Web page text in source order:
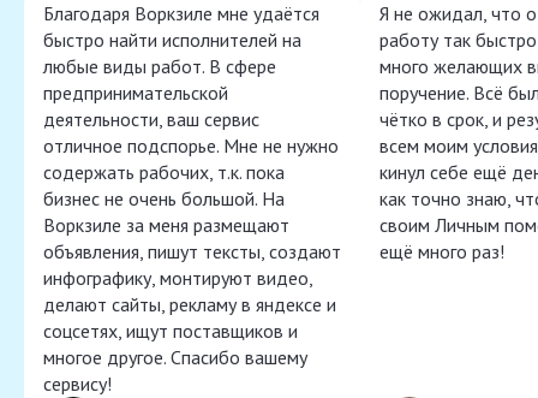
Благодаря Воркзиле мне удаётся
быстро найти исполнителей на
любые виды работ. В сфере
предпринимательской
деятельности, ваш сервис
отличное подспорье. Мне не нужно
содержать рабочих, т.к. пока
бизнес не очень большой. На
Воркзиле за меня размещают
объявления, пишут тексты, создают
инфографику, монтируют видео,
делают сайты, рекламу в яндексе и
соцсетях, ищут поставщиков и
многое другое. Спасибо вашему
сервису!
Я не ожидал, что
работу так
много желающих
поручение. Всё
чётко в срок, и
всем моим
кинул себе ещё
как точно знаю,
своим Личным
ещё много раз!